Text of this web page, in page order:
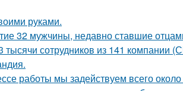
руками.
32 мужчины, недавно ставшие
тысячи сотрудников из 141 компании
работы мы задействуем всего